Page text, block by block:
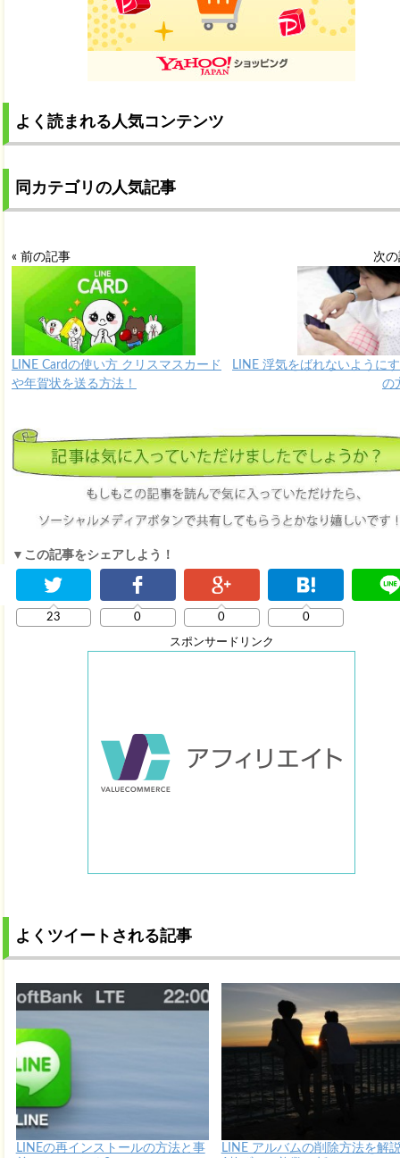
よく読まれる人気コンテンツ
同カテゴリの人気記事
« 前の記事
LINE Cardの使い方 クリスマスカード
や年賀状を送る方法！
次
LINE 浮気をばれないように
の
▼この記事をシェアしよう！
23 0 0 0
スポンサードリンク
よくツイートされる記事
LINEの再インストールの方法と事
LINE アルバムの削除方法を解